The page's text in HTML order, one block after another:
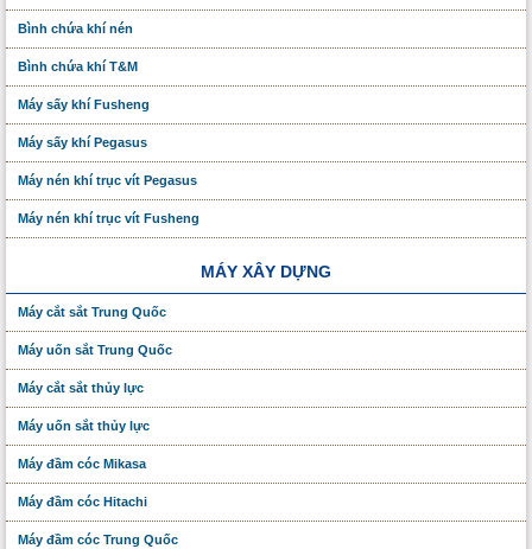
Bình chứa khí nén
Bình chứa khí T&M
Máy sấy khí Fusheng
Máy sấy khí Pegasus
Máy nén khí trục vít Pegasus
Máy nén khí trục vít Fusheng
MÁY XÂY DỰNG
Máy cắt sắt Trung Quốc
Máy uốn sắt Trung Quốc
Máy cắt sắt thủy lực
Máy uốn sắt thủy lực
Máy đầm cóc Mikasa
Máy đầm cóc Hitachi
Máy đầm cóc Trung Quốc